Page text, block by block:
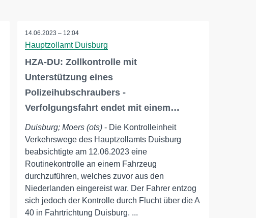
14.06.2023 – 12:04
Hauptzollamt Duisburg
HZA-DU: Zollkontrolle mit
Unterstützung eines
Polizeihubschraubers -
Verfolgungsfahrt endet mit einem…
Duisburg; Moers (ots) - Die Kontrolleinheit
Verkehrswege des Hauptzollamts Duisburg
beabsichtigte am 12.06.2023 eine
Routinekontrolle an einem Fahrzeug
durchzuführen, welches zuvor aus den
Niederlanden eingereist war. Der Fahrer entzog
sich jedoch der Kontrolle durch Flucht über die A
40 in Fahrtrichtung Duisburg. ...